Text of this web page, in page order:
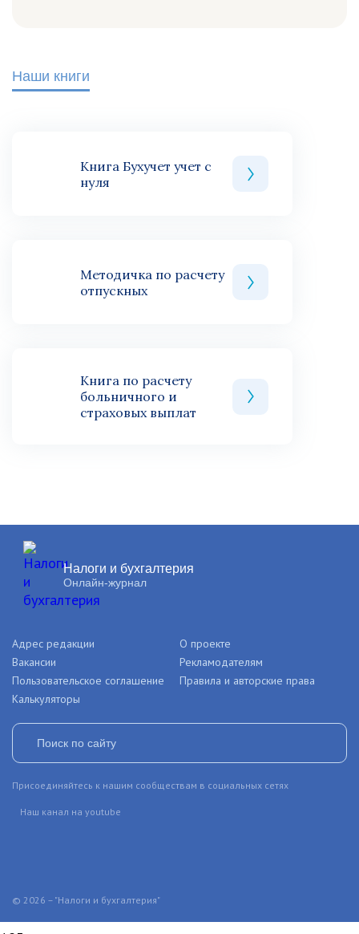
Наши книги
Книга Бухучет учет с
нуля
Методичка по расчету
отпускных
Книга по расчету
больничного и
страховых выплат
Налоги и бухгалтерия
Онлайн-журнал
© 2026 – "Налоги и бухгалтерия"
Адрес редакции
О проекте
Вакансии
Рекламодателям
Пользовательское соглашение
Правила и авторские права
Калькуляторы
Присоединяйтесь к нашим сообществам в социальных сетях
Наш канал на youtube